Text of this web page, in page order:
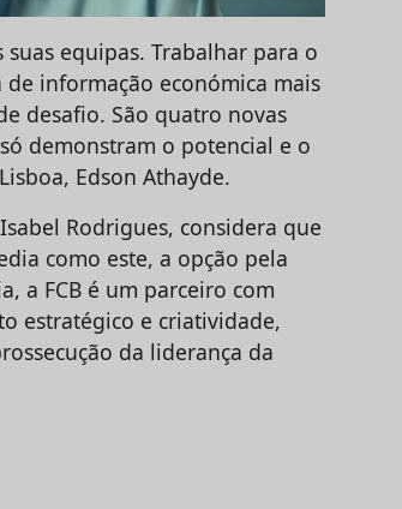
equipas. Trabalhar para o
informação económica mais
desafio. São quatro novas
demonstram o potencial e o
Edson Athayde.
Rodrigues, considera que
como este, a opção pela
a FCB é um parceiro com
estratégico e criatividade,
da liderança da